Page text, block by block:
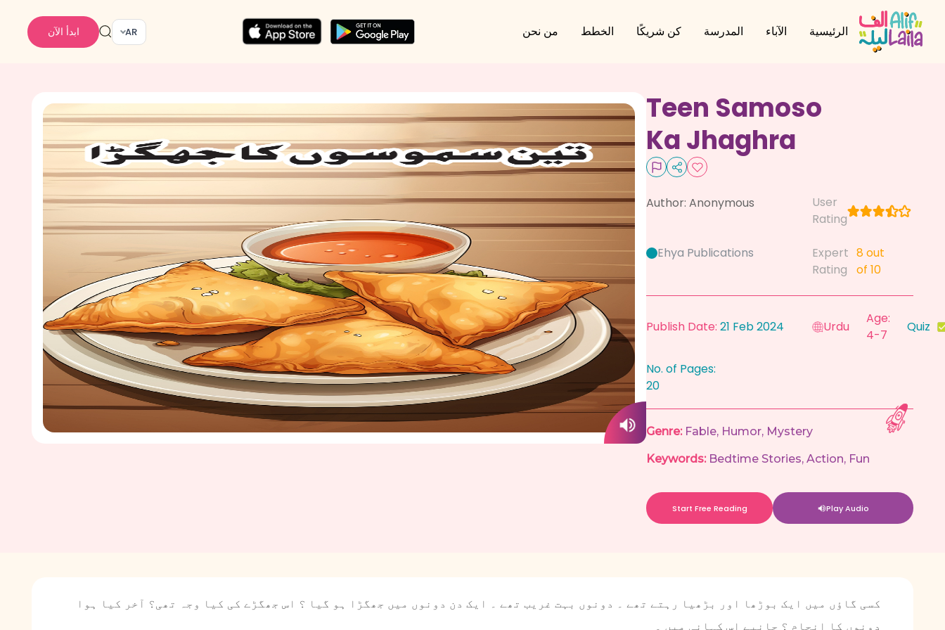
الرئيسية الآباء المدرسة كن شريكًا الخطط من نحن AR ابدأ الآن
Teen Samoso
Ka Jhaghra
Author: Anonymous
User
Rating
Ehya Publications
Expert
Rating
8out
of 10
Publish Date: 21 Feb 2024 Urdu
Age:
4-7
Quiz
No. of Pages:
20
Genre: Fable, Humor, Mystery
Keywords: Bedtime Stories, Action, Fun
Start Free Reading Play Audio
کسی گاؤں میں ایک بوڑھا اور بڑھیا رہتے تھے ۔ دونوں بہت غریب تھے ۔ ایک دن دونوں میں جھگڑا ہو گیا ؟ اس جھگڑے کی کیا وجہ تھی؟ آخر کیا ہوا
دونوں کا انجام ؟ جانیے اس کہانی میں ۔